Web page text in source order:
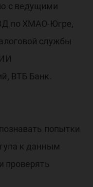
с ведущими
по ХМАО-Югре,
службы
ВТБ Банк.
попытки
к данным
проверять